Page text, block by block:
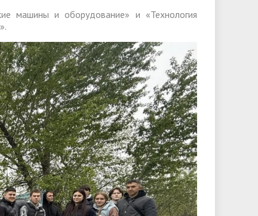
машины и оборудование» и «Технология